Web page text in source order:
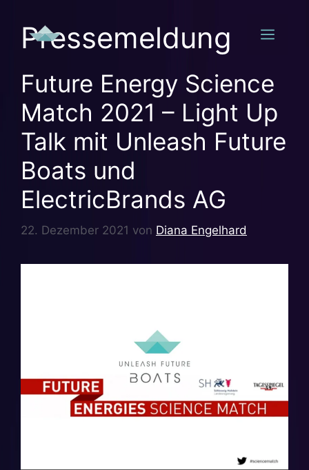
Inhalt
springenPressemeldung
Future Energy Science
Match 2021 – Light Up
Talk mit Unleash Future
Boats und
ElectricBrands AG
22. Dezember 2021 von Diana Engelhard